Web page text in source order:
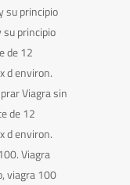
su principio
su principio
de 12
d environ.
Viagra sin
de 12
d environ.
Viagra
viagra 100